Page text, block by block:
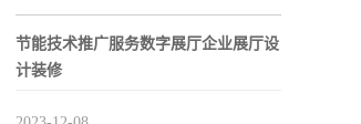
节能技术推广服务数字展厅企业展厅设
计装修